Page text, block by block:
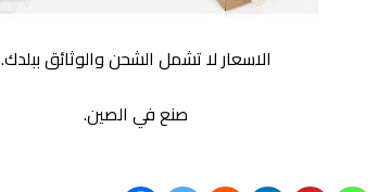
الاسعار لا تشمل الشحن والوثائق ببلدك.
صنع في الصين.